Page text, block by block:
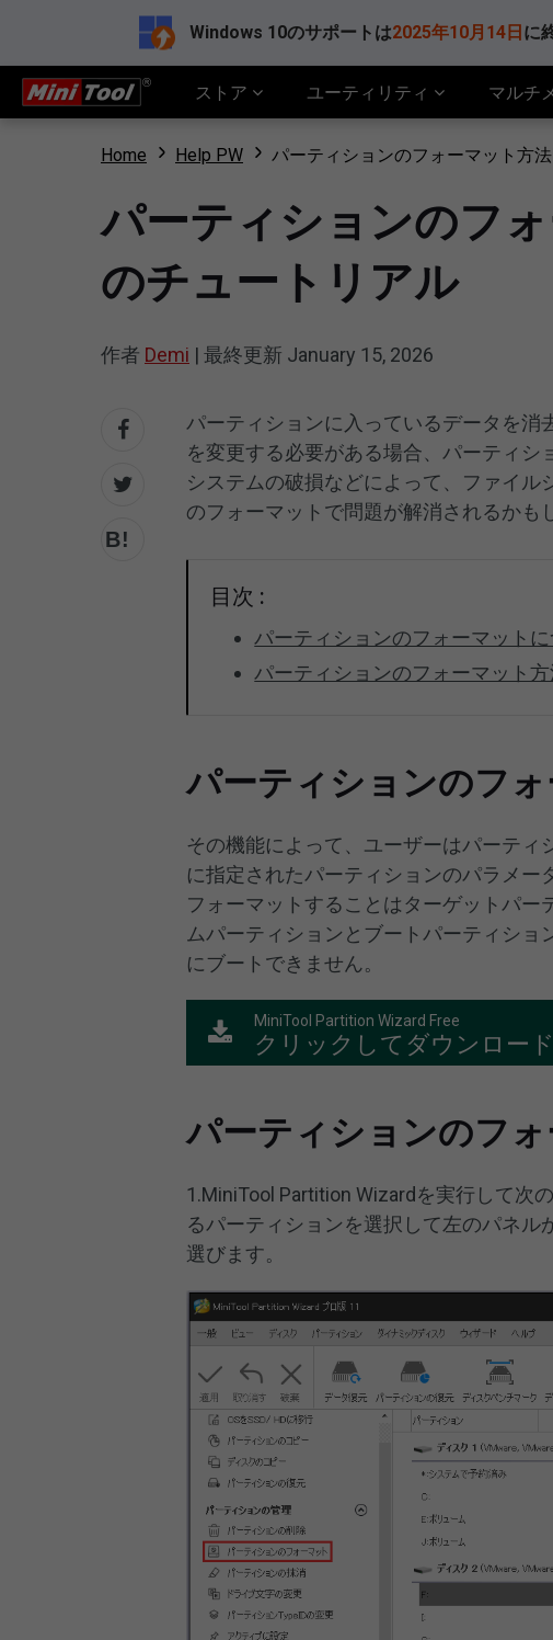
Windows 10のサポートは2025年10月14日 に
ストア ユーティリティ マルチ
Home Help PW パーティションのフォーマット方
パーティションのフ
のチュートリアル
作者 Demi | 最終更新 January 15, 2026
パーティションに入っているデータを消
を変更する必要がある場合、パーティ
システムの破損などによって、ファイ
のフォーマットで問題が解消されるかも
目次 :
パーティションのフォーマットに
パーティションのフォーマット方
パーティションのフ
その機能によって、ユーザーはパーティ
に指定されたパーティションのパラメ
フォーマットすることはターゲットパ
ムパーティションとブートパーティショ
にブートできません。
MiniTool Partition Wizard Free
クリックしてダウンロード
パーティションのフ
1.MiniTool Partition Wizardを実行して次
るパーティションを選択して左のパネ
選びます。